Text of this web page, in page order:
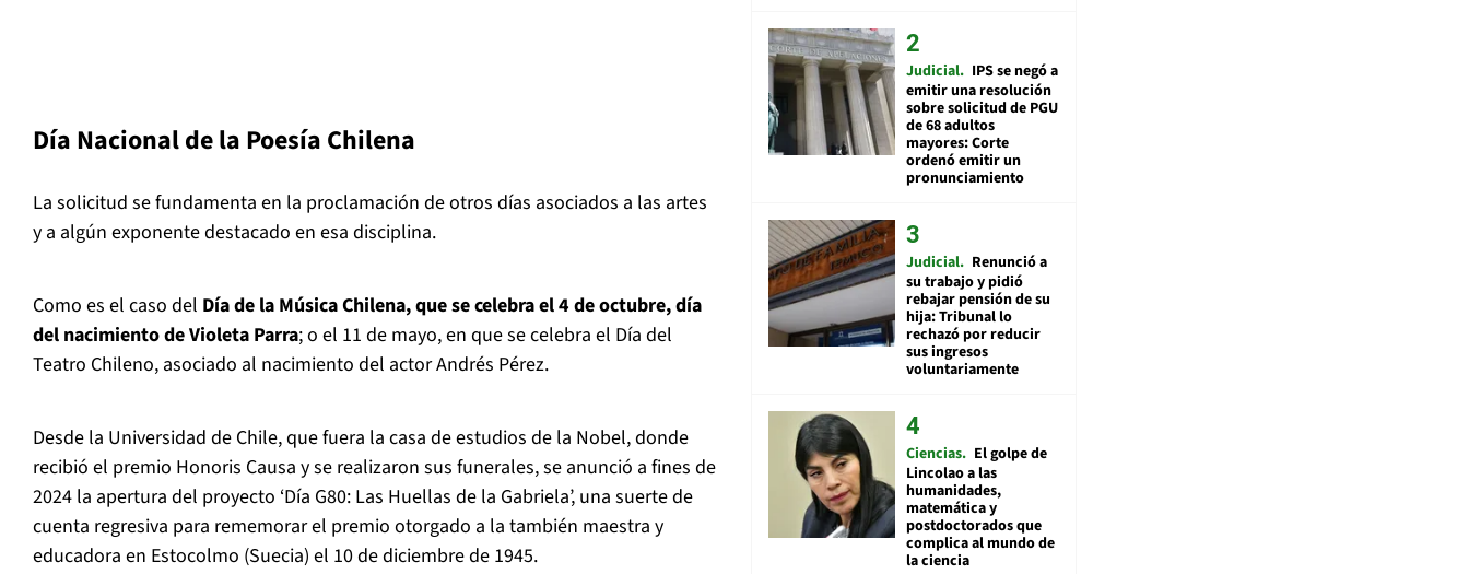
Día Nacional de la Poesía Chilena
La solicitud se fundamenta en la proclamación de otros días asociados a las artes
y a algún exponente destacado en esa disciplina.
Como es el caso del Día de la Música Chilena, que se celebra el 4 de octubre, día
del nacimiento de Violeta Parra; o el 11 de mayo, en que se celebra el Día del
Teatro Chileno, asociado al nacimiento del actor Andrés Pérez.
Desde la Universidad de Chile, que fuera la casa de estudios de la Nobel, donde
recibió el premio Honoris Causa y se realizaron sus funerales, se anunció a fines de
2024 la apertura del proyecto ‘Día G80: Las Huellas de la Gabriela’, una suerte de
cuenta regresiva para rememorar el premio otorgado a la también maestra y
educadora en Estocolmo (Suecia) el 10 de diciembre de 1945.
Judicial IPS se negó a
emitir una resolución
sobre solicitud de PGU
de 68 adultos
mayores: Corte
ordenó emitir un
pronunciamiento
Judicial Renunció a
su trabajo y pidió
rebajar pensión de su
hija: Tribunal lo
rechazó por reducir
sus ingresos
voluntariamente
Ciencias El golpe de
Lincolao a las
humanidades,
matemática y
postdoctorados que
complica al mundo de
la ciencia